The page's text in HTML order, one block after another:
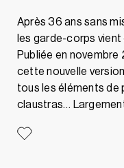
Après 36 ans sans
les garde-corps vient
Publiée en
cette nouvelle
tous les éléments de
claustras…